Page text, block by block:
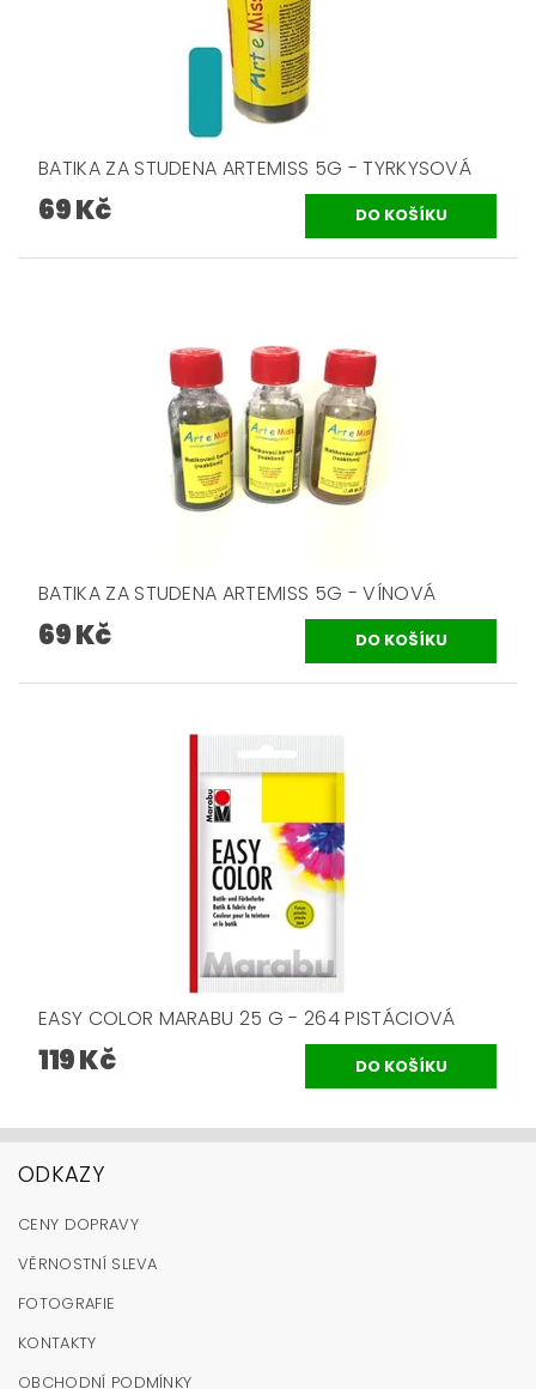
BATIKA ZA STUDENA ARTEMISS 5G - TYRKYSOVÁ
69 Kč
BATIKA ZA STUDENA ARTEMISS 5G - VÍNOVÁ
69 Kč
EASY COLOR MARABU 25 G - 264 PISTÁCIOVÁ
119 Kč
ODKAZY
CENY DOPRAVY
VĚRNOSTNÍ SLEVA
FOTOGRAFIE
KONTAKTY
OBCHODNÍ PODMÍNKY